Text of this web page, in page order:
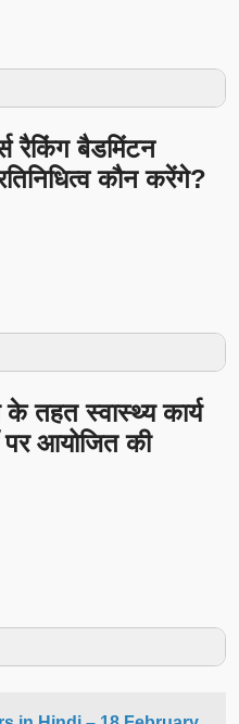
रैकिंग बैडमिंटन
कौन करेंगे?
तहत स्वास्थ्य कार्य
आयोजित की